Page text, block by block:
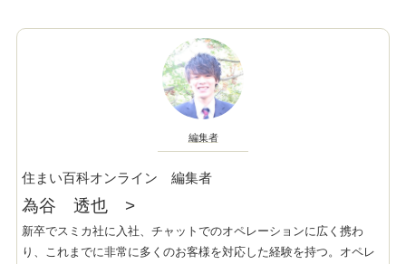
編集者
住まい百科オンライン 編集者
為谷 透也 >
新卒でスミカ社に入社、チャットでのオペレーションに広く携わ
り、これまでに非常に多くのお客様を対応した経験を持つ。オペレ